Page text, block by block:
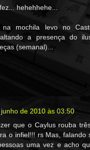
hehehhehe...
mochila levo no
a presença do
(semanal)...
de 2010 às 03:50
que o Caylus rouba
o infiel!!! rs Mas, falando
uma vez e acho